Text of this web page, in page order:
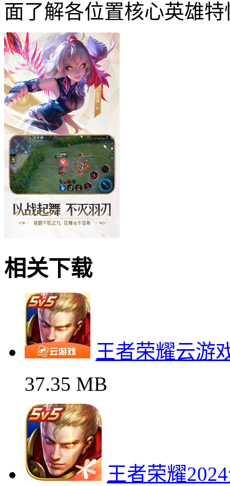
面了解各位置核心英雄特
相关下载
王者荣耀云游
37.35 MB
王者荣耀